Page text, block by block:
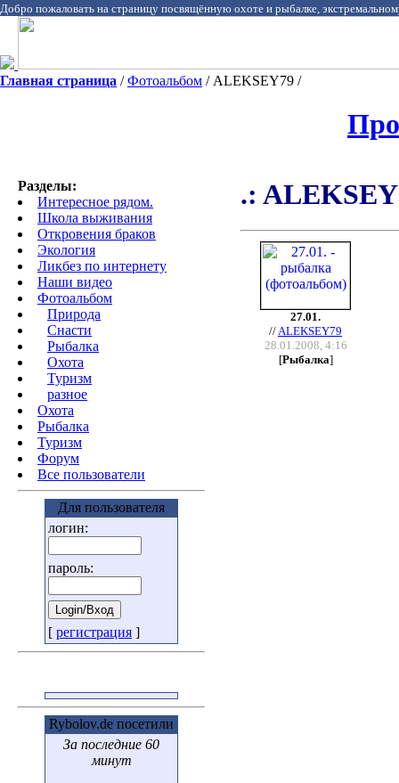
Добро пожаловать на страницу посвящённую охоте и рыбалке,
Главная страница /Фотоальбом / ALEKSEY79 /
Разделы:
Интересное рядом.
Школа выживания
Откровения браков
Экология
Ликбез по интернету
Наши видео
Фотоальбом
Природа
Cнасти
Рыбалка
Охота
Туризм
разное
Охота
Pыбалка
Туризм
Форум
Все пользователи
Для пользователя
логин:
пароль:
[ регистрация ]
Rybolov.de посетили
За последние 60
минут
.:
27.01.
//ALEKSEY79
28.01.2008, 4:16
[Рыбалка]